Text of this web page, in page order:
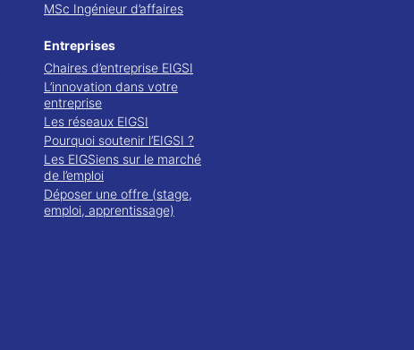
MSc Ingénieur d’affaires
Entreprises
Chaires d’entreprise EIGSI
L’innovation dans votre
entreprise
Les réseaux EIGSI
Pourquoi soutenir l’EIGSI ?
Les EIGSiens sur le marché
de l’emploi
Déposer une offre (stage,
emploi, apprentissage)